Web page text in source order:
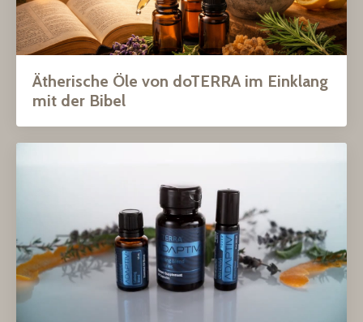
Ätherische Öle von doTERRA im Einklang
mit der Bibel